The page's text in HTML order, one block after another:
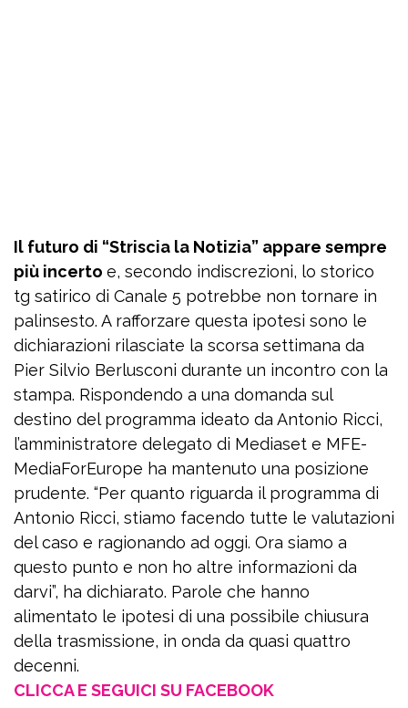
Il futuro di “Striscia la Notizia” appare sempre
più incerto e, secondo indiscrezioni, lo storico
tg satirico di Canale 5 potrebbe non tornare in
palinsesto. A rafforzare questa ipotesi sono le
dichiarazioni rilasciate la scorsa settimana da
Pier Silvio Berlusconi durante un incontro con la
stampa. Rispondendo a una domanda sul
destino del programma ideato da Antonio Ricci,
l’amministratore delegato di Mediaset e MFE-
MediaForEurope ha mantenuto una posizione
prudente. “Per quanto riguarda il programma di
Antonio Ricci, stiamo facendo tutte le valutazioni
del caso e ragionando ad oggi. Ora siamo a
questo punto e non ho altre informazioni da
darvi”, ha dichiarato. Parole che hanno
alimentato le ipotesi di una possibile chiusura
della trasmissione, in onda da quasi quattro
decenni.
CLICCA E SEGUICI SU FACEBOOK